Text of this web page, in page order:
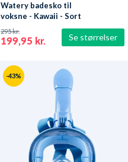
Se størrelser
Watery badesko til
voksne - Kawaii - Sort
199,95 kr.
295 kr.
-43%